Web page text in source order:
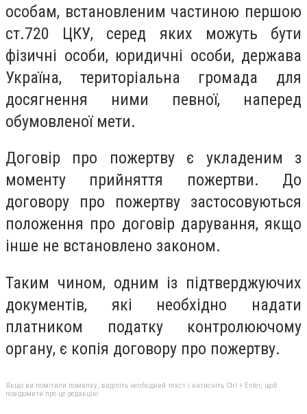
особам, встановленим частиною першою
ст.720 ЦКУ, серед яких можуть бути
фізичні особи, юридичні особи, держава
Україна, територіальна громада для
досягнення ними певної, наперед
обумовленої мети.
Договір про пожертву є укладеним з
моменту прийняття пожертви. До
договору про пожертву застосовуються
положення про договір дарування, якщо
інше не встановлено законом.
Таким чином, одним із підтверджуючих
документів, які необхідно надати
платником податку контролюючому
органу, є копія договору про пожертву.
Якщо ви помітили помилку, виділіть необхідний текст і натисніть Ctrl + Enter, щоб
повідомити про це редакцію